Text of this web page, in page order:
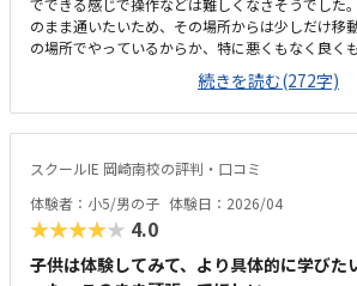
でできる感じで操作などは難しくなさそうでした
のまま通いたいため、その場所からは少しだけ移
の場所でやっているからか、特に悪くもなく良く
すが、集中はできるのかなと思います。習い事と
と思って探していますが、少し高めだなという印
をちゃんとやっていないので何とも言えませんが
だなと思います。
続きを読む(272字)
スクールIE 岡崎南校の評判・口コミ
体験者：小5/男の子 体験日：2026/04
★★★★★ 4.0
子供は体験してみて、より具体的に学びた